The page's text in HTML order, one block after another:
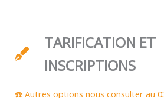
TARIFICATION ET
INSCRIPTIONS
☎️ Autres options nous consulter au